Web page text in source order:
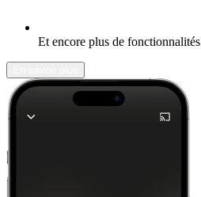
Et encore plus de fonctionnalités